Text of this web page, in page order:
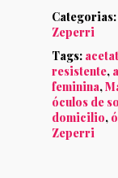
Categorias:
Zeperri
Tags:
resistente,
feminina,
óculos de
domicilio,
Zeperri